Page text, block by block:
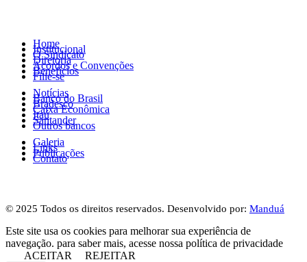
Home
Institucional
O Sindicato
Diretoria
Acordos e Convenções
Benefícios
Filie-se
Notícias
Banco do Brasil
Bradesco
Caixa Econômica
Itaú
Santander
Outros bancos
Galeria
Links
Publicações
Contato
© 2025 Todos os direitos reservados. Desenvolvido por: Manduá
Este site usa os cookies para melhorar sua experiência de
navegação. para saber mais, acesse nossa política de privacidade
ACEITAR
REJEITAR